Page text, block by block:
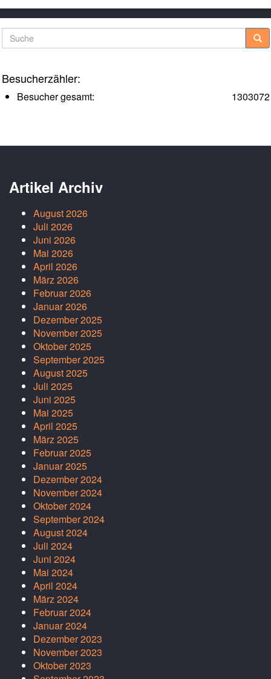
Suche
Besucherzähler:
1303072
Besucher gesamt:
Artikel Archiv
August 2026
Juli 2026
Juni 2026
Mai 2026
April 2026
März 2026
Februar 2026
Januar 2026
Dezember 2025
November 2025
Oktober 2025
September 2025
August 2025
Juli 2025
Juni 2025
Mai 2025
April 2025
März 2025
Februar 2025
Januar 2025
Dezember 2024
November 2024
Oktober 2024
September 2024
August 2024
Juli 2024
Juni 2024
Mai 2024
April 2024
März 2024
Februar 2024
Januar 2024
Dezember 2023
November 2023
Oktober 2023